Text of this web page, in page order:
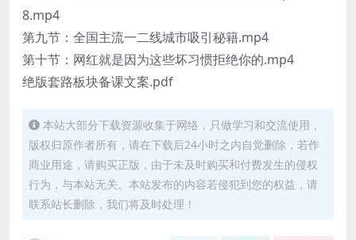
8.mp4
第九节：全国主流一二线城市吸引秘籍.mp4
第十节：网红就是因为这些坏习惯拒绝你的.mp4
绝版套路板块备课文案.pdf
本站大部分下载资源收集于网络，只做学习和交流使用，
版权归原作者所有，请在下载后24小时之内自觉删除，若作
商业用途，请购买正版，由于未及时购买和付费发生的侵权
行为，与本站无关。本站发布的内容若侵犯到您的权益，请
联系站长删除，我们将及时处理！